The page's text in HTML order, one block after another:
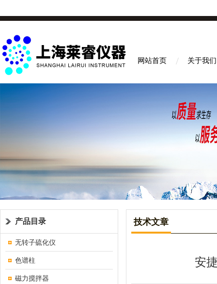
网站首页 关于我们
产品目录
无转子硫化仪
色谱柱
磁力搅拌器
技术文章
安